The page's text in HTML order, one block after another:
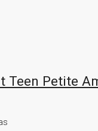
Teen Petite